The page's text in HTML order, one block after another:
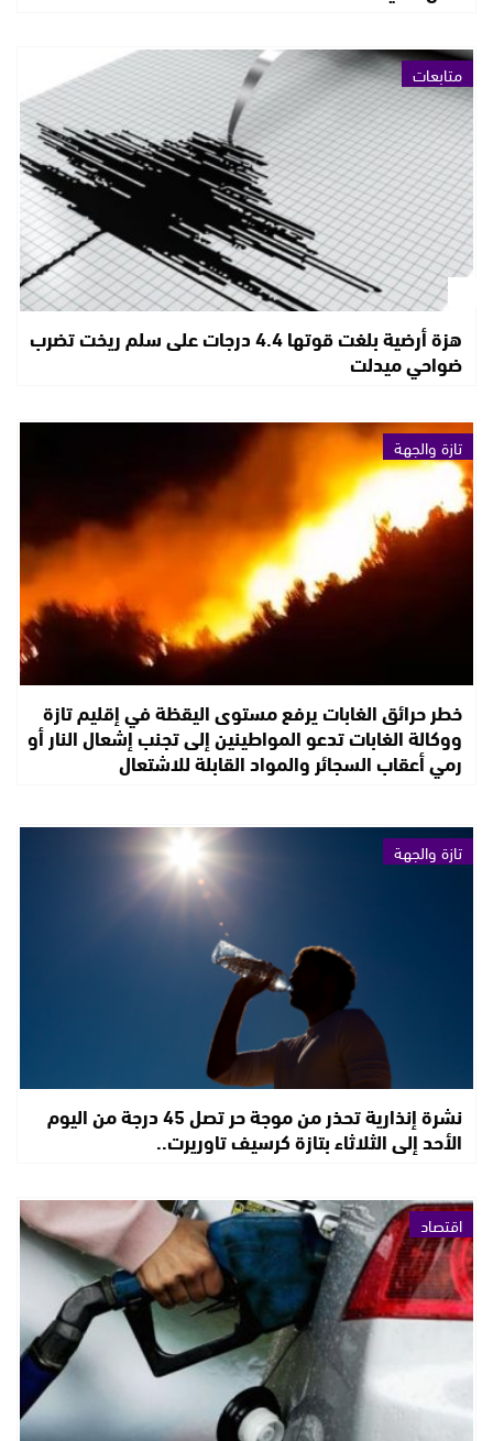
متابعات
هزة أرضية بلغت قوتها 4.4 درجات على سلم ريخت تضرب
ضواحي ميدلت
تازة والجهة
خطر حرائق الغابات يرفع مستوى اليقظة في إقليم تازة
ووكالة الغابات تدعو المواطينين إلى تجنب إشعال النار أو
رمي أعقاب السجائر والمواد القابلة للاشتعال
تازة والجهة
نشرة إنذارية تحذر من موجة حر تصل 45 درجة من اليوم
الأحد إلى الثلاثاء بتازة كرسيف تاوريرت..
اقتصاد